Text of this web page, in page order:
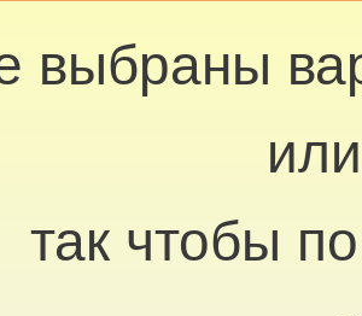
выбраны
так чтобы